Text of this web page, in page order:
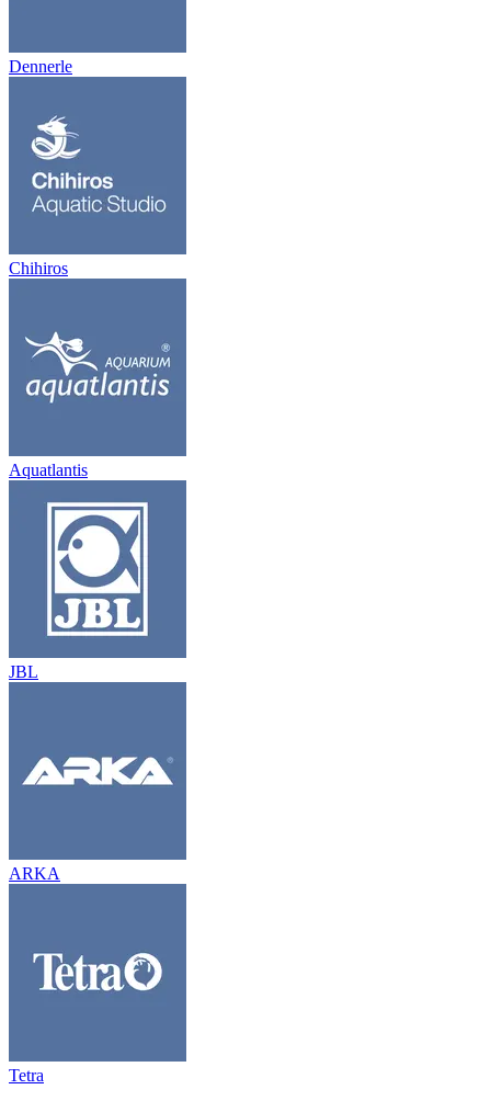
Dennerle
Chihiros
Aquatlantis
JBL
ARKA
Tetra